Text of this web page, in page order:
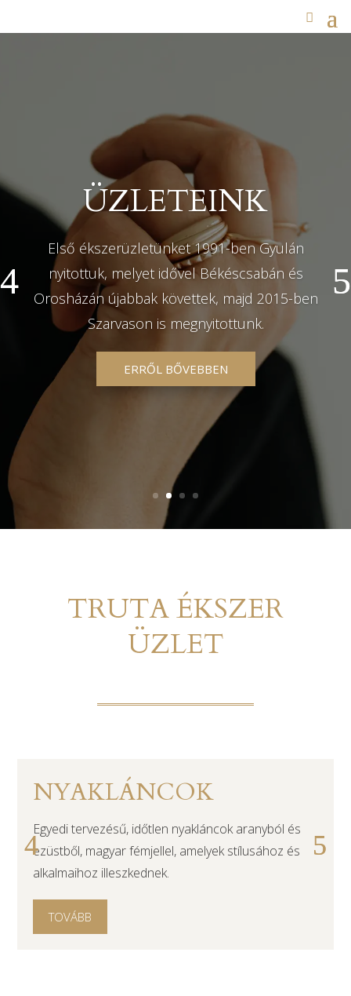
ÜZLETEINK
Első ékszerüzletünket 1991-ben Gyulán
nyitottuk, melyet idővel Békéscsabán és
Orosházán újabbak követtek, majd 2015-ben
Szarvason is megnyitottunk.
ERRŐL BŐVEBBEN
TRUTA ÉKSZER
ÜZLET
NYAKLÁNCOK
Egyedi tervezésű, időtlen nyakláncok aranyból és
ezüstből, magyar fémjellel, amelyek stílusához és
alkalmaihoz illeszkednek.
TOVÁBB